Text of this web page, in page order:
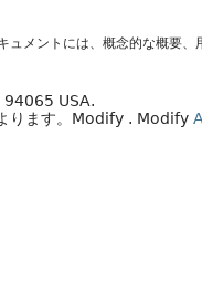
ュメントには、概念的な概要
USA.
ります。 Modify . Modify